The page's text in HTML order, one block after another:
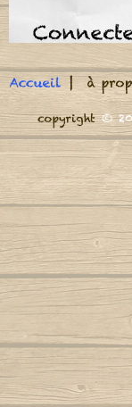
A
A volta do
Adeus
Autor :
Autor :
Autor :